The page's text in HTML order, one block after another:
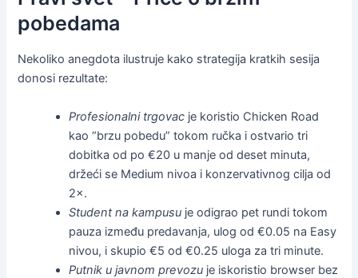
pobedama
Nekoliko anegdota ilustruje kako strategija kratkih sesija
donosi rezultate:
Profesionalni trgovac je koristio Chicken Road
kao “brzu pobedu” tokom ručka i ostvario tri
dobitka od po €20 u manje od deset minuta,
držeći se Medium nivoa i konzervativnog cilja od
2×.
Student na kampusu je odigrao pet rundi tokom
pauza između predavanja, ulog od €0.05 na Easy
nivou, i skupio €5 od €0.25 uloga za tri minute.
Putnik u javnom prevozu je iskoristio browser bez